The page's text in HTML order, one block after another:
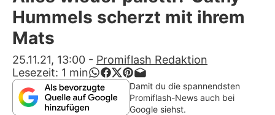
Filme & Serien
Lifestyle
Familie & Liebe
Promiflash Exklusiv
Hummels scherzt mit ihrem
Mats
25.11.21, 13:00 - Promiflash Redaktion
Lesezeit: 1 min
Damit du die spannendsten
Promiflash-News auch bei
Google siehst.